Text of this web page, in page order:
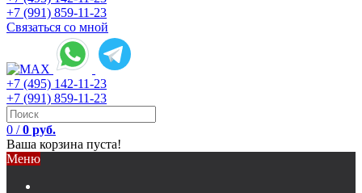
+7 (991) 859-11-23
Связаться со мной
+7 (495) 142-11-23
+7 (991) 859-11-23
0 / 0 руб.
Ваша корзина пуста!
Меню